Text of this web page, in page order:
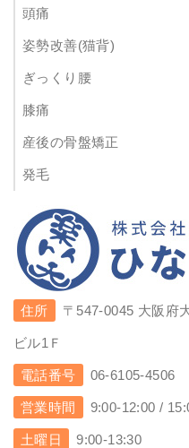
頭痛
姿勢改善(猫背)
ぎっくり腰
膝痛
産後の骨盤矯正
発毛
住所 〒547-0045 大阪府
ビル1Ｆ
電話番号 06-6105-4506
営業時間 9:00-12:00 /
土曜日 9:00-13:30